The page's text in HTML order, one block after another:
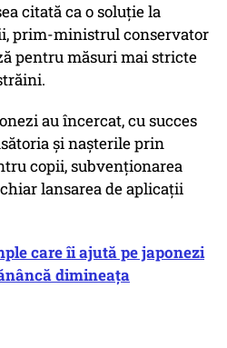
citată ca o soluţie la
prim-ministrul conservator
pentru măsuri mai stricte
au încercat, cu succes
şi naşterile prin
copii, subvenţionarea
lansarea de aplicaţii
care îi ajută pe japonezi
dimineața